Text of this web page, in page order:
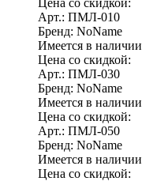
Арт.: ПМЛ-010
Бренд: NoName
Имеется в наличии
Цена со скидкой:
Арт.: ПМЛ-030
Бренд: NoName
Имеется в наличии
Цена со скидкой:
Арт.: ПМЛ-050
Бренд: NoName
Имеется в наличии
Цена со скидкой: